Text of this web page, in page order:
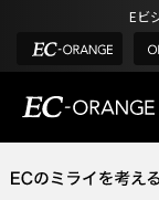
Eビ